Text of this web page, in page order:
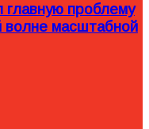
главную проблему
волне масштабной